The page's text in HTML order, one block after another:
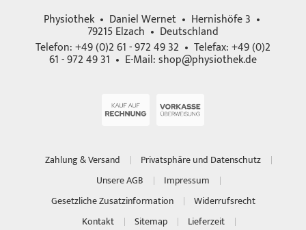
Physiothek • Daniel Wernet • Hernishöfe 3 •
79215 Elzach • Deutschland
Telefon: +49 (0)2 61 - 972 49 32 • Telefax: +49 (0)2
61 - 972 49 31 • E-Mail:shop@physiothek.de
Zahlung & Versand
Privatsphäre und Datenschutz
Unsere AGB
Impressum
Gesetzliche Zusatzinformation
Widerrufsrecht
Kontakt
Sitemap Lieferzeit